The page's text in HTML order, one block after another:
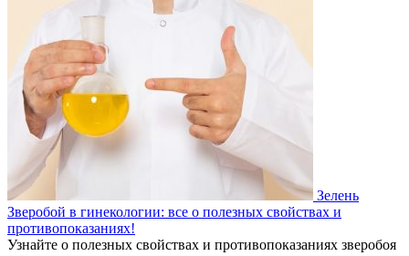
Зелень
Зверобой в гинекологии: все о полезных свойствах и
противопоказаниях!
Узнайте о полезных свойствах и противопоказаниях зверобоя